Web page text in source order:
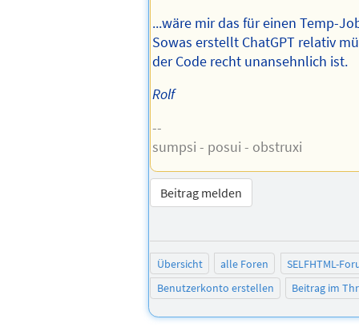
...wäre mir das für einen Temp-
Sowas erstellt ChatGPT relativ
der Code recht unansehnlich ist.
Rolf
--
sumpsi - posui - obstruxi
Beitrag melden
Übersicht alle Foren
SELFHTML-
Benutzerkonto erstellen
Beitrag im